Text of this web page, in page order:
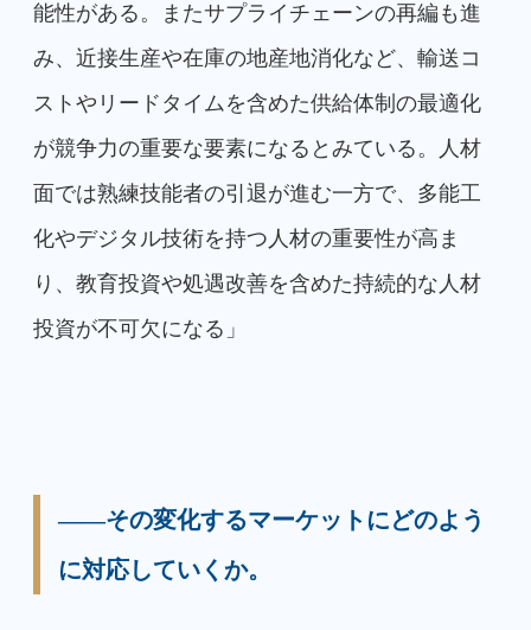
能性がある。またサプライチェーンの再編も進
み、近接生産や在庫の地産地消化など、輸送コ
ストやリードタイムを含めた供給体制の最適化
が競争力の重要な要素になるとみている。人材
面では熟練技能者の引退が進む一方で、多能工
化やデジタル技術を持つ人材の重要性が高ま
り、教育投資や処遇改善を含めた持続的な人材
投資が不可欠になる」
――その変化するマーケットにどのよう
に対応していくか。